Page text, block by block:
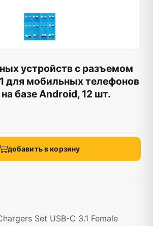
устройств с разъемом
для мобильных телефонов
базе Android, 12 шт.
добавить в корзину
Set USB-C 3.1 Female